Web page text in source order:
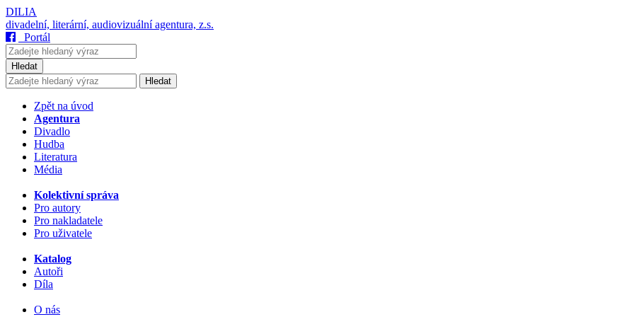
DILIA
divadelní, literární, audiovizuální agentura, z.s.
Portál
Hledat
Hledat
Zpět na úvod
Agentura
Divadlo
Hudba
Literatura
Média
Kolektivní správa
Pro autory
Pro nakladatele
Pro uživatele
Katalog
Autoři
Díla
O nás